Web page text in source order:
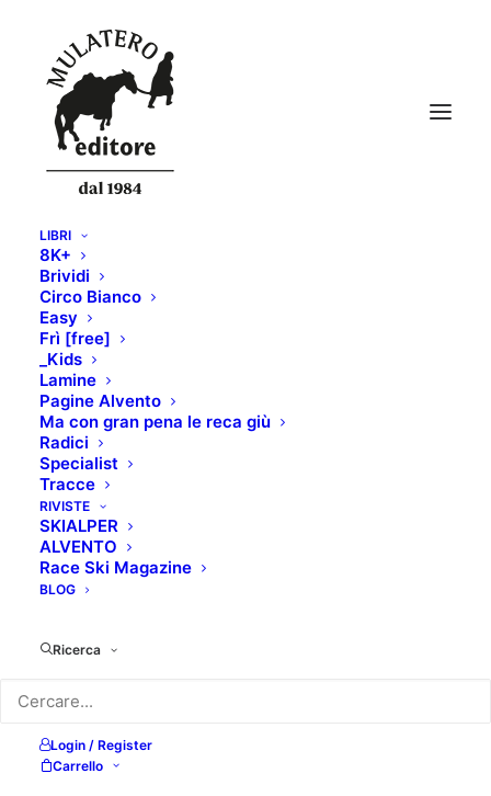
LIBRI
8K+
Brividi
Circo Bianco
Easy
Frì [free]
_Kids
Lamine
Pagine Alvento
Ma con gran pena le reca giù
Radici
Specialist
Tracce
RIVISTE
SKIALPER
ALVENTO
Race Ski Magazine
BLOG
Ricerca
Login / Register
Carrello
10,00€